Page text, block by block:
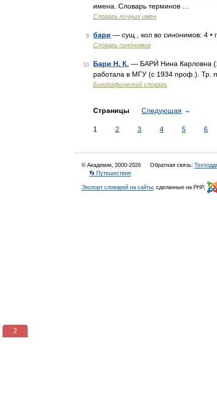
имена. Словарь терминов …
Словарь личных имен
9 бари — сущ., кол во синонимов: 4 •
Словарь синонимов
10 Бари Н. К. — БАРИ́ Нина Карловна
работала в МГУ (с 1934 проф.). Тр.
Биографический словарь
Страницы Следующая →
1 2 3 4 5 6
© Академик, 2000-2026 Обратная связь:
👣 Путешествия
Экспорт словарей на сайты , сделанные на PHP,
2